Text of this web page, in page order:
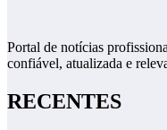
Portal de notícias
confiável, atualizada e
RECENTES